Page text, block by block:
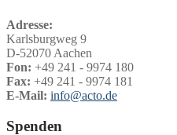
Adresse:
Karlsburgweg 9
D-52070 Aachen
Fon: +49 241 - 9974 180
Fax: +49 241 - 9974 181
E-Mail: info@acto.de
Spenden